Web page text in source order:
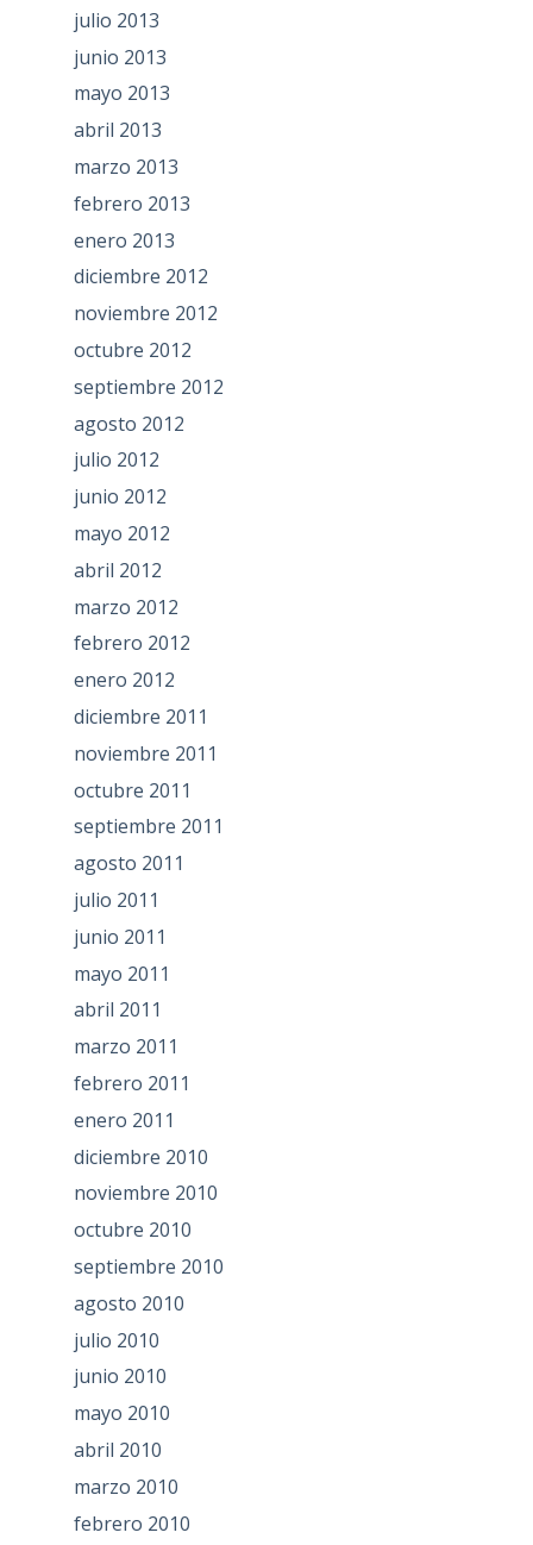
julio 2013
junio 2013
mayo 2013
abril 2013
marzo 2013
febrero 2013
enero 2013
diciembre 2012
noviembre 2012
octubre 2012
septiembre 2012
agosto 2012
julio 2012
junio 2012
mayo 2012
abril 2012
marzo 2012
febrero 2012
enero 2012
diciembre 2011
noviembre 2011
octubre 2011
septiembre 2011
agosto 2011
julio 2011
junio 2011
mayo 2011
abril 2011
marzo 2011
febrero 2011
enero 2011
diciembre 2010
noviembre 2010
octubre 2010
septiembre 2010
agosto 2010
julio 2010
junio 2010
mayo 2010
abril 2010
marzo 2010
febrero 2010